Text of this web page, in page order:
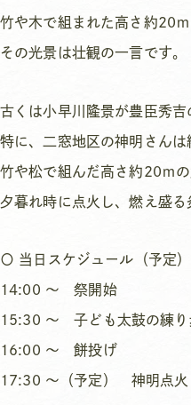
竹や木で組まれた高さ約20
その光景は壮観の一言です。
古くは小早川隆景が豊臣秀
特に、二窓地区の神明さん
竹や松で組んだ高さ約20ｍ
夕暮れ時に点火し、燃え盛
〇 当日スケジュール（予定）
14:00 ～ 祭開始
15:30 ～ 子ども太鼓の練り
16:00 ～ 餅投げ
17:30 ～（予定） 神明点火